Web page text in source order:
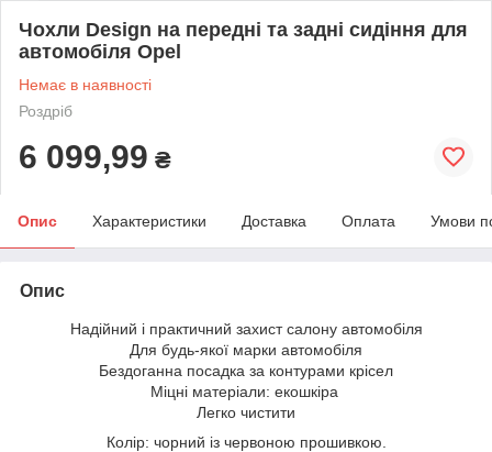
Чохли Design на передні та задні сидіння для
автомобіля Opel
Немає в наявності
Роздріб
6 099,99 ₴
Опис Характеристики Доставка Оплата Умови
Опис
Надійний і практичний захист салону автомобіля
Для будь-якої марки автомобіля
Бездоганна посадка за контурами крісел
Міцні матеріали: екошкіра
Легко чистити
Колір: чорний із червоною прошивкою.